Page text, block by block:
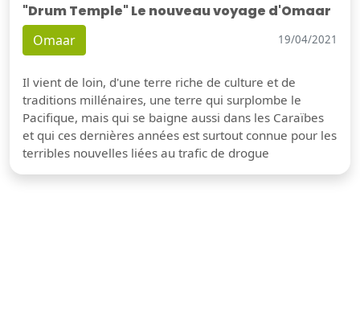
"Drum Temple" Le nouveau voyage d'Omaar
Omaar 19/04/2021
Il vient de loin, d'une terre riche de culture et de
traditions millénaires, une terre qui surplombe le
Pacifique, mais qui se baigne aussi dans les Caraïbes
et qui ces dernières années est surtout connue pour les
terribles nouvelles liées au trafic de drogue